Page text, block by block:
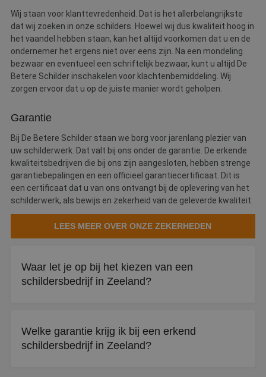
Wij staan voor klanttevredenheid. Dat is het allerbelangrijkste
dat wij zoeken in onze schilders. Hoewel wij dus kwaliteit hoog in
het vaandel hebben staan, kan het altijd voorkomen dat u en de
ondernemer het ergens niet over eens zijn. Na een mondeling
bezwaar en eventueel een schriftelijk bezwaar, kunt u altijd De
Betere Schilder inschakelen voor klachtenbemiddeling. Wij
zorgen ervoor dat u op de juiste manier wordt geholpen.
Garantie
Bij De Betere Schilder staan we borg voor jarenlang plezier van
uw schilderwerk. Dat valt bij ons onder de garantie. De erkende
kwaliteitsbedrijven die bij ons zijn aangesloten, hebben strenge
garantiebepalingen en een officieel garantiecertificaat. Dit is
een certificaat dat u van ons ontvangt bij de oplevering van het
schilderwerk, als bewijs en zekerheid van de geleverde kwaliteit.
LEES MEER OVER ONZE ZEKERHEDEN
Waar let je op bij het kiezen van een
schildersbedrijf in Zeeland?
getoetst op diplomering en vakmanschap.
Welke garantie krijg ik bij een erkend
schildersbedrijf in Zeeland?